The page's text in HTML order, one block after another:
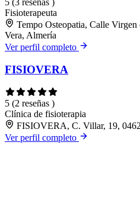
Fisioterapeuta
Tempo Osteopatia, Calle
Vera, Almería
Ver perfil completo
FISIOVERA
5 (2 reseñas )
Clínica de fisioterapia
FISIOVERA, C. Villar, 19,
Ver perfil completo